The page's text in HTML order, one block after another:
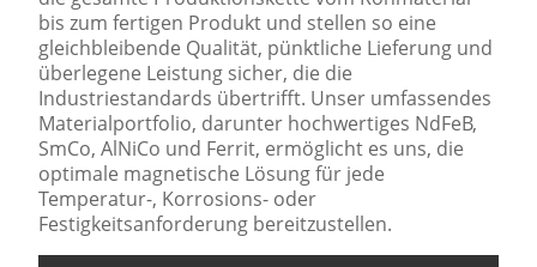
bis zum fertigen Produkt und stellen so eine
gleichbleibende Qualität, pünktliche Lieferung und
überlegene Leistung sicher, die die
Industriestandards übertrifft. Unser umfassendes
Materialportfolio, darunter hochwertiges NdFeB,
SmCo, AlNiCo und Ferrit, ermöglicht es uns, die
optimale magnetische Lösung für jede
Temperatur-, Korrosions- oder
Festigkeitsanforderung bereitzustellen.